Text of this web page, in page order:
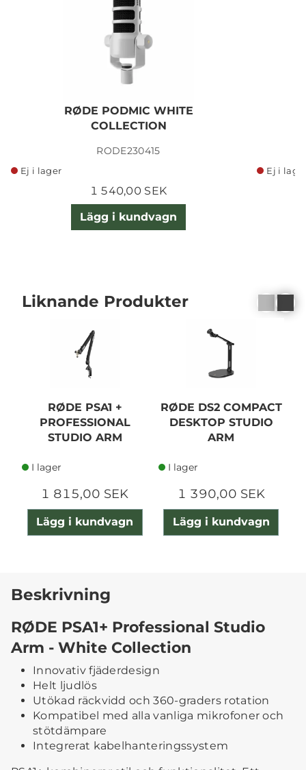
RØDE PODMIC WHITE
COLLECTION
RODE230415
Ej i lager
1 540,00 SEK
Lägg i kundvagn
Ej i
Liknande Produkter
RØDE PSA1 +
PROFESSIONAL
STUDIO ARM
I lager
1 815,00 SEK
Lägg i kundvagn
RØDE DS2 COMPACT
DESKTOP STUDIO
ARM
I lager
1 390,00 SEK
Lägg i kundvagn
Beskrivning
RØDE PSA1+ Professional Studio
Arm - White Collection
Innovativ fjäderdesign
Helt ljudlös
Utökad räckvidd och 360-graders rotation
Kompatibel med alla vanliga mikrofoner och
stötdämpare
Integrerat kabelhanteringssystem